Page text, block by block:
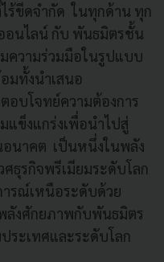
ร้ขีดจำกัด ในทุกด้าน ทุก
อนไลน์ กับ พันธมิตรชั้น
ความร่วมมือในรูปแบบ
มทั้งนำเสนอ
อบโจทย์ความต้องการ
แข็งแกร่งเพื่อนำไปสู่
อนาคต เป็นหนึ่งในพลัง
ธุรกิจพรีเมียมระดับโลก
ารณ์เหนือระดับด้วย
ลังศักยภาพกับพันธมิตร
ระเทศและระดับโลก